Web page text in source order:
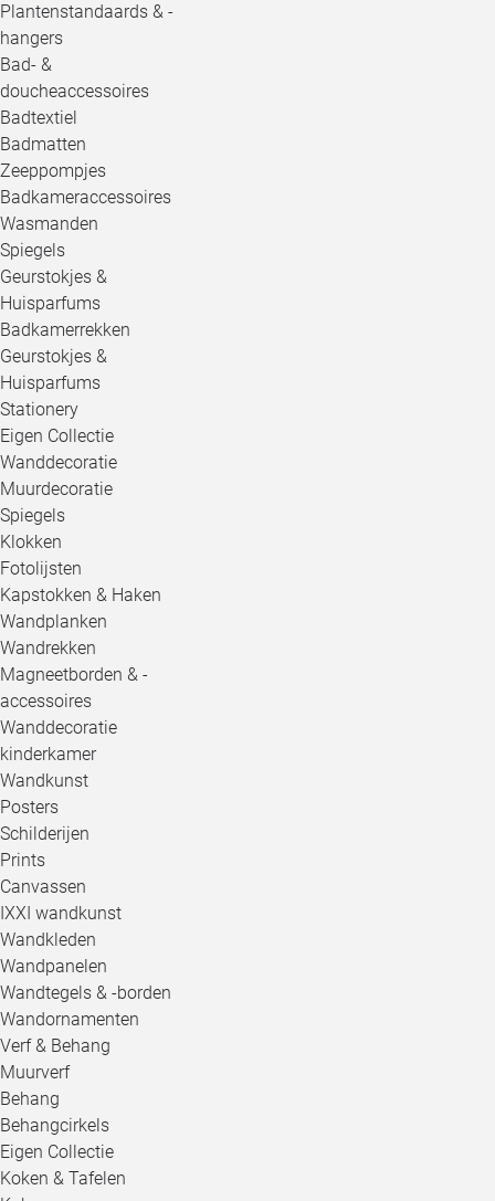
Plantenstandaards & -
hangers
Bad- &
doucheaccessoires
Badtextiel
Badmatten
Zeeppompjes
Badkameraccessoires
Wasmanden
Spiegels
Geurstokjes &
Huisparfums
Badkamerrekken
Geurstokjes &
Huisparfums
Stationery
Eigen Collectie
Wanddecoratie
Muurdecoratie
Spiegels
Klokken
Fotolijsten
Kapstokken & Haken
Wandplanken
Wandrekken
Magneetborden & -
accessoires
Wanddecoratie
kinderkamer
Wandkunst
Posters
Schilderijen
Prints
Canvassen
IXXI wandkunst
Wandkleden
Wandpanelen
Wandtegels & -borden
Wandornamenten
Verf & Behang
Muurverf
Behang
Behangcirkels
Eigen Collectie
Koken & Tafelen